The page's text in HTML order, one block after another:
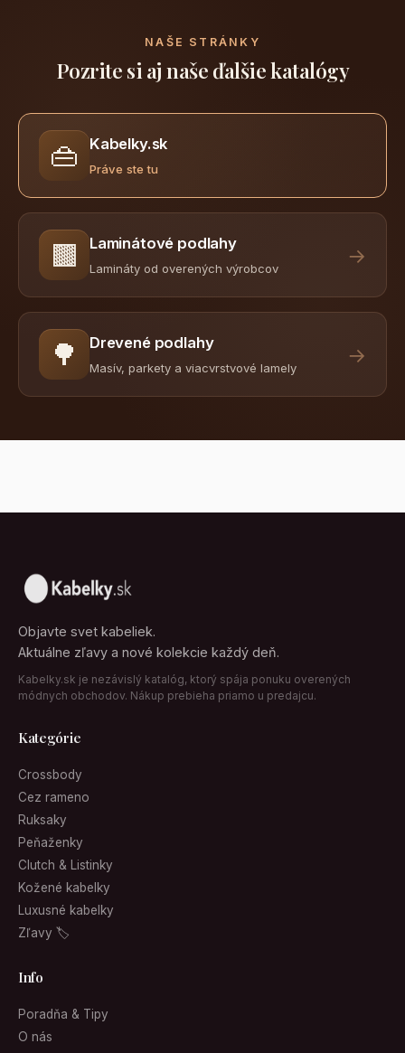
NAŠE STRÁNKY
Pozrite si aj naše ďalšie katalógy
👜 Kabelky.sk
Práve ste tu
🟫 Laminátové podlahy
Lamináty od overených výrobcov
→
🌳 Drevené podlahy
Masív, parkety a viacvrstvové lamely
→
Objavte svet kabeliek.
Aktuálne zľavy a nové kolekcie každý deň.
Kabelky.sk je nezávislý katalóg, ktorý spája ponuku overených
módnych obchodov. Nákup prebieha priamo u predajcu.
Kategórie
Crossbody
Cez rameno
Ruksaky
Peňaženky
Clutch & Listinky
Kožené kabelky
Luxusné kabelky
Zľavy 🏷
Info
Poradňa & Tipy
O nás